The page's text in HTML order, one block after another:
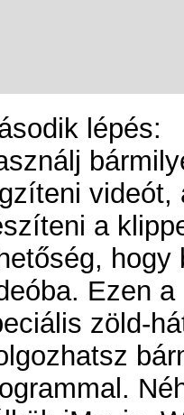
lépés:
videót,
a
Ezen
zöld-